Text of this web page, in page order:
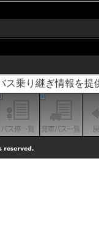
乗り継ぎ情報を提